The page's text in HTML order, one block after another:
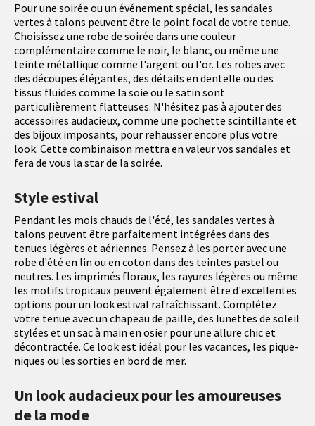
Pour une soirée ou un événement spécial, les sandales
vertes à talons peuvent être le point focal de votre tenue.
Choisissez une robe de soirée dans une couleur
complémentaire comme le noir, le blanc, ou même une
teinte métallique comme l'argent ou l'or. Les robes avec
des découpes élégantes, des détails en dentelle ou des
tissus fluides comme la soie ou le satin sont
particulièrement flatteuses. N'hésitez pas à ajouter des
accessoires audacieux, comme une pochette scintillante et
des bijoux imposants, pour rehausser encore plus votre
look. Cette combinaison mettra en valeur vos sandales et
fera de vous la star de la soirée.
Style estival
Pendant les mois chauds de l'été, les sandales vertes à
talons peuvent être parfaitement intégrées dans des
tenues légères et aériennes. Pensez à les porter avec une
robe d'été en lin ou en coton dans des teintes pastel ou
neutres. Les imprimés floraux, les rayures légères ou même
les motifs tropicaux peuvent également être d'excellentes
options pour un look estival rafraîchissant. Complétez
votre tenue avec un chapeau de paille, des lunettes de soleil
stylées et un sac à main en osier pour une allure chic et
décontractée. Ce look est idéal pour les vacances, les pique-
niques ou les sorties en bord de mer.
Un look audacieux pour les amoureuses
de la mode